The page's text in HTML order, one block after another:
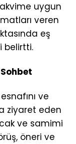
uygun
veren
eş
belirtti.
ve
ziyaret eden
ve samimi
öneri ve